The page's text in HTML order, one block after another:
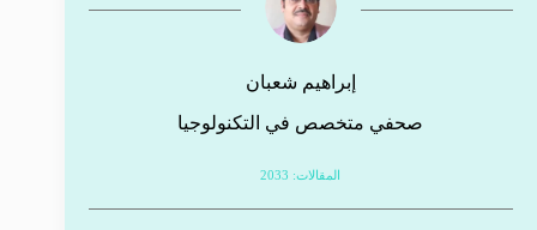
إبراهيم شعبان
صحفي متخصص في التكنولوجيا
المقالات: 2033